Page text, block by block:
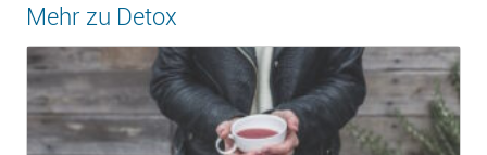
Mehr zu Detox